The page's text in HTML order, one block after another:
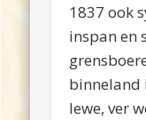
1837 ook
inspan en
binneland
lewe, ver